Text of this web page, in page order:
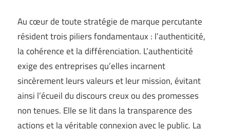
Au cœur de toute stratégie de marque percutante
résident trois piliers fondamentaux : l’authenticité,
la cohérence et la différenciation. L’authenticité
exige des entreprises qu’elles incarnent
sincèrement leurs valeurs et leur mission, évitant
ainsi l’écueil du discours creux ou des promesses
non tenues. Elle se lit dans la transparence des
actions et la véritable connexion avec le public. La